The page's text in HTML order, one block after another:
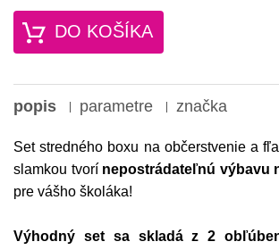
DO KOŠÍKA
popis parametre značka
Set stredného boxu na občerstvenie a
slamkou tvorí nepostrádateľnú výbavu
pre vášho školáka!
Výhodný set sa skladá z 2